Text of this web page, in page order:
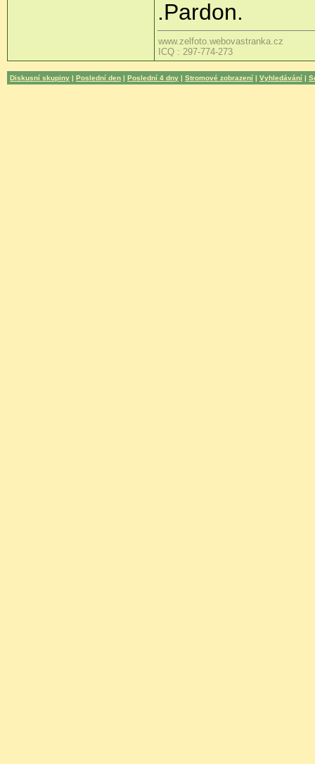
.Pardon.
www.zelfoto.webovastranka.cz
ICQ : 297-774-273
Diskusní skupiny | Poslední den | Poslední 4 dny | Stromové zobrazení | Vyhledávání |